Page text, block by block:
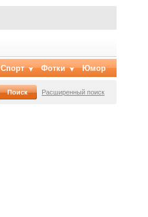
Спорт Фотки Юмор
Расширенный поиск